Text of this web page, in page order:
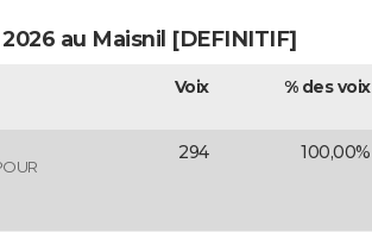
au Maisnil [DEFINITIF]
Voix % des voix
294 100,00%